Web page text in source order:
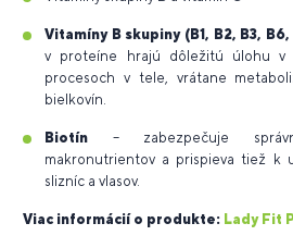
Vitamíny B skupiny (B1, B2, B3, B6,
v proteíne hrajú dôležitú úlohu v
procesoch v tele, vrátane
bielkovín.
Biotín – zabezpečuje
makronutrientov a prispieva tiež k
slizníc a vlasov.
Viac informácií o produkte: Lady Fit